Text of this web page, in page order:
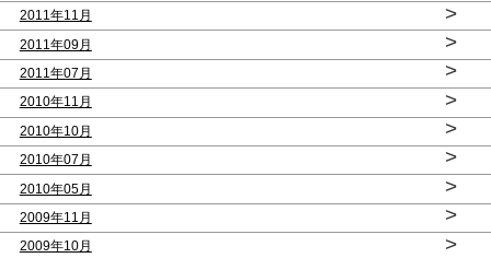
2011年11月 >
2011年09月 >
2011年07月 >
2010年11月 >
2010年10月 >
2010年07月 >
2010年05月 >
2009年11月 >
2009年10月 >